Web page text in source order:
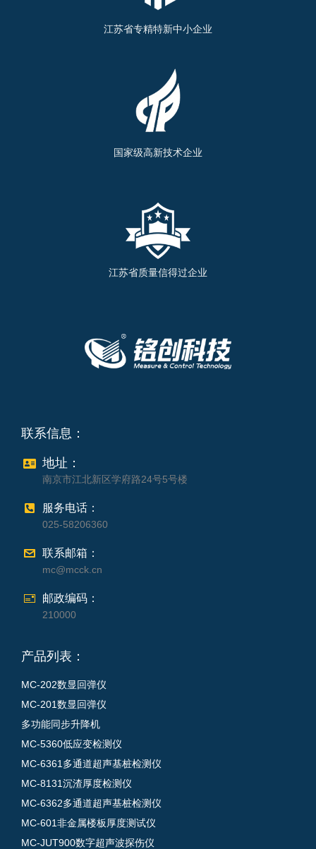
江苏省专精特新中小企业
国家级高新技术企业
江苏省质量信得过企业
联系信息：
地址：
南京市江北新区学府路24号5号楼
服务电话：
025-58206360
联系邮箱：
mc@mcck.cn
邮政编码：
210000
产品列表：
MC-202数显回弹仪
MC-201数显回弹仪
多功能同步升降机
MC-5360低应变检测仪
MC-6361多通道超声基桩检测仪
MC-8131沉渣厚度检测仪
MC-6362多通道超声基桩检测仪
MC-601非金属楼板厚度测试仪
MC-JUT900数字超声波探伤仪